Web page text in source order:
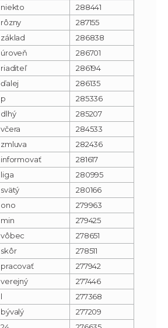
niekto
288441
rôzny
287155
základ
286838
úroveň
286701
riaditeľ
286194
ďalej
286135
p
285336
dlhý
285207
včera
284533
zmluva
282436
informovať
281617
liga
280995
svätý
280166
ono
279963
min
279425
vôbec
278651
skôr
278511
pracovať
277942
verejný
277446
l
277368
bývalý
277209